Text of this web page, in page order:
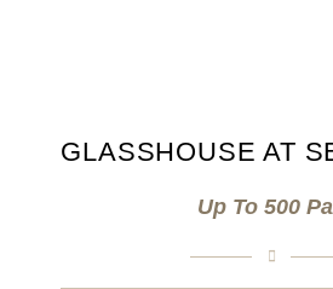
GLASSHOUSE AT
Up To 500